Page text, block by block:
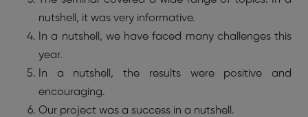
nutshell, it was very informative.
In a nutshell, we have faced many challenges this
year.
In a nutshell, the results were positive and
encouraging.
Our project was a success in a nutshell.